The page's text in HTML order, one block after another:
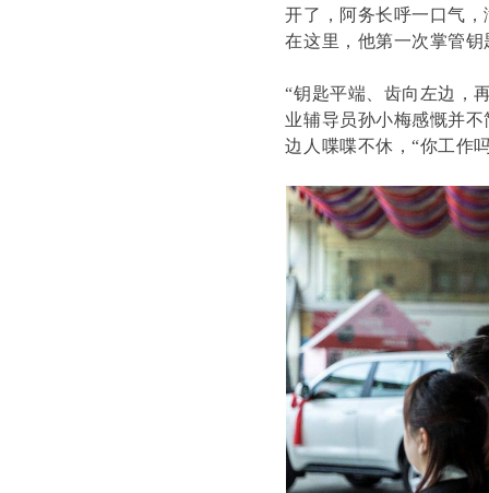
开了，阿务长呼一口气
在这里，他第一次掌管钥
“钥匙平端、齿向左边，
业辅导员孙小梅感慨并
边人喋喋不休，“你工作